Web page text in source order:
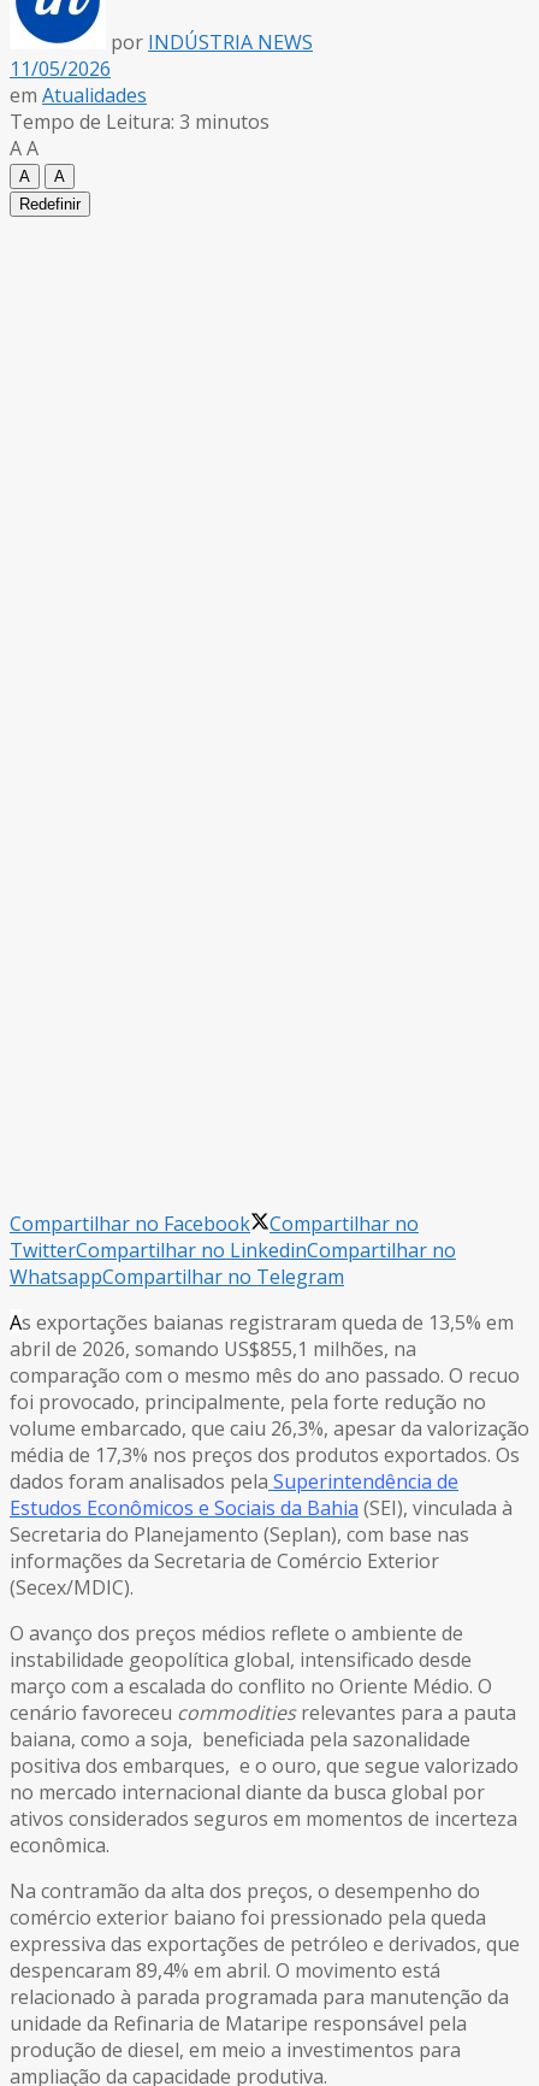
por INDÚSTRIA NEWS
11/05/2026
em Atualidades
Tempo de Leitura: 3 minutos
AA
A
A
Redefinir
Compartilhar no Facebook
Compartilhar no
TwitterCompartilhar no LinkedinCompartilhar no
WhatsappCompartilhar no Telegram
As exportações baianas registraram queda de 13,5% em
abril de 2026, somando US$855,1 milhões, na
comparação com o mesmo mês do ano passado. O recuo
foi provocado, principalmente, pela forte redução no
volume embarcado, que caiu 26,3%, apesar da valorização
média de 17,3% nos preços dos produtos exportados. Os
dados foram analisados pela Superintendência de
Estudos Econômicos e Sociais da Bahia (SEI), vinculada à
Secretaria do Planejamento (Seplan), com base nas
informações da Secretaria de Comércio Exterior
(Secex/MDIC).
O avanço dos preços médios reflete o ambiente de
instabilidade geopolítica global, intensificado desde
março com a escalada do conflito no Oriente Médio. O
cenário favoreceu commoditiesrelevantes para a pauta
baiana, como a soja, beneficiada pela sazonalidade
positiva dos embarques, e o ouro, que segue valorizado
no mercado internacional diante da busca global por
ativos considerados seguros em momentos de incerteza
econômica.
Na contramão da alta dos preços, o desempenho do
comércio exterior baiano foi pressionado pela queda
expressiva das exportações de petróleo e derivados, que
despencaram 89,4% em abril. O movimento está
relacionado à parada programada para manutenção da
unidade da Refinaria de Mataripe responsável pela
produção de diesel, em meio a investimentos para
ampliação da capacidade produtiva.